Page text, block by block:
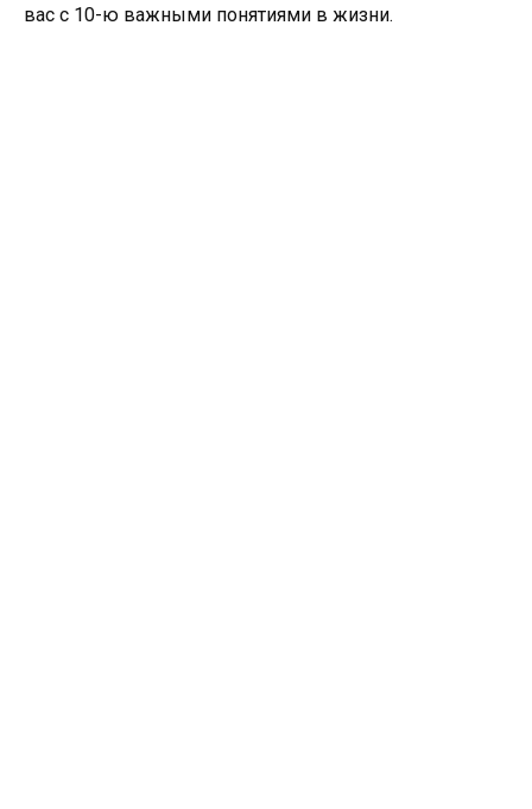
вас с 10-ю важными понятиями в жизни.